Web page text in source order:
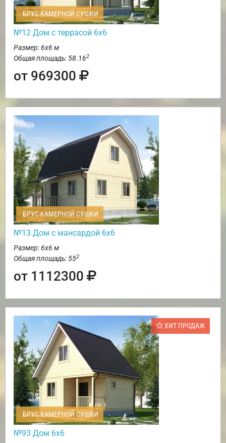
БРУС КАМЕРНОЙ СУШКИ
№12 Дом с террасой 6х6
Размер: 6х6 м
Общая площадь: 58.162
от 969300
БРУС КАМЕРНОЙ СУШКИ
№13 Дом с мансардой 6х6
Размер: 6х6 м
Общая площадь: 552
от 1112300
ХИТ ПРОДАЖ
БРУС КАМЕРНОЙ СУШКИ
№93 Дом 6х6